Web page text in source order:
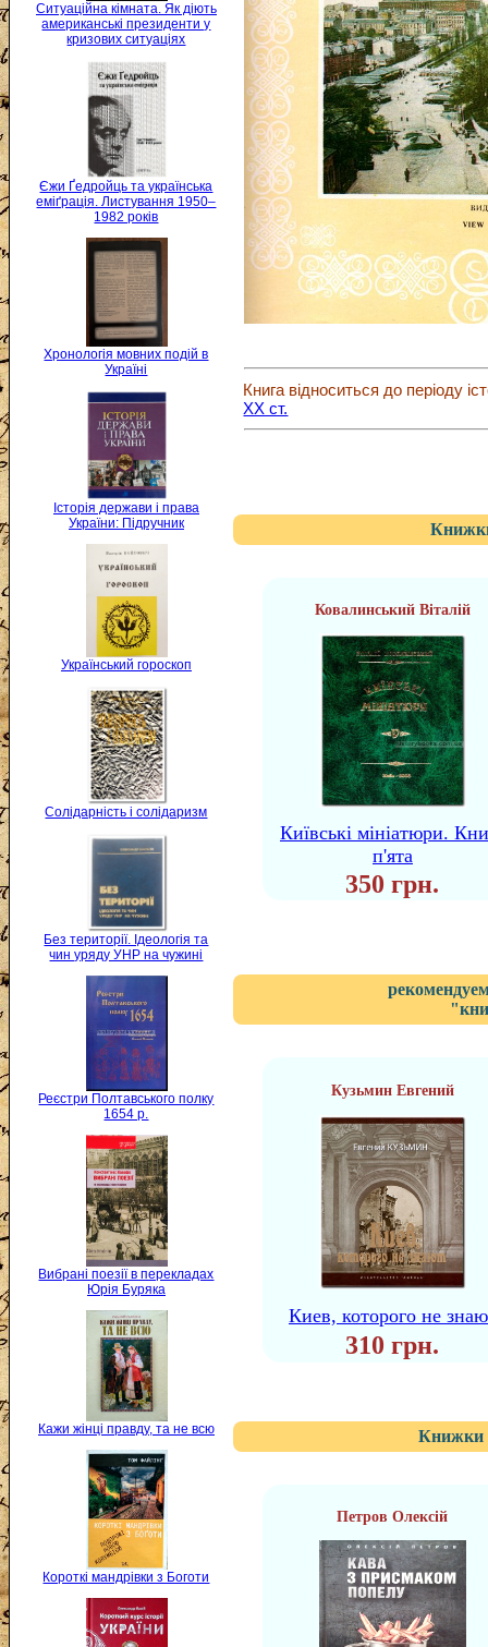
Ситуаційна кімната. Як діють
американські президенти у
кризових ситуаціях
Єжи Ґедройць та українська
еміґрація. Листування 1950–
1982 років
Хронологія мовних подій в
Україні
Історія держави і права
України: Підручник
Український гороскоп
Солідарність і солідаризм
Без території. Ідеологія та
чин уряду УНР на чужині
Реєстри Полтавського полку
1654 р.
Вибрані поезії в перекладах
Юрія Буряка
Кажи жінці правду, та не всю
Короткі мандрівки з Боготи
Книга відноситься до періоду
XX ст.
Ковалинський Віталій
Київські мініатюри.
п'ята
350 грн.
Кузьмин Евгений
Киев, которого не
310 грн.
Книжки
Петров Олексій